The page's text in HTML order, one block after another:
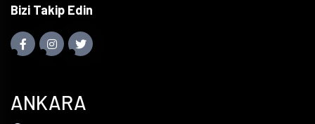
Bizi Takip Edin
ANKARA